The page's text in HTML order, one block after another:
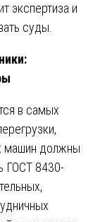
экспертиза и
суды.
в самых
машин должны
ГОСТ 8430-